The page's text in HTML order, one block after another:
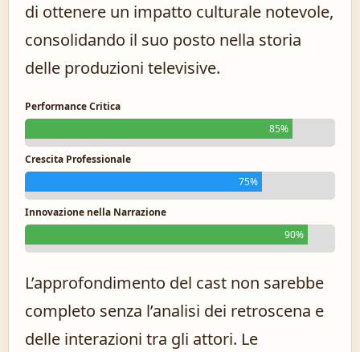
di ottenere un impatto culturale notevole,
consolidando il suo posto nella storia
delle produzioni televisive.
Performance Critica
85%
Crescita Professionale
75%
Innovazione nella Narrazione
90%
L’approfondimento del cast non sarebbe
completo senza l’analisi dei retroscena e
delle interazioni tra gli attori. Le